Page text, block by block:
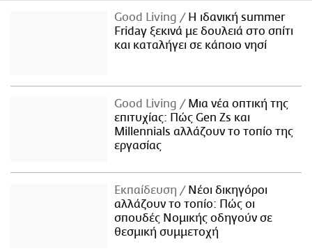
Good Living
Η ιδανική summer
Friday ξεκινά με δουλειά στο σπίτι
και καταλήγει σε κάποιο νησί
Good Living
Μια νέα οπτική της
επιτυχίας: Πώς Gen Zs και
Millennials αλλάζουν το τοπίο της
εργασίας
Εκπαίδευση
Νέοι δικηγόροι
αλλάζουν το τοπίο: Πώς οι
σπουδές Νομικής οδηγούν σε
θεσμική συμμετοχή